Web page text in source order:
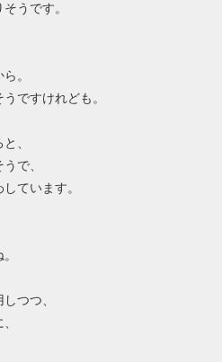
うです。
。
ですけれども。
、
で、
ています。
つつ、